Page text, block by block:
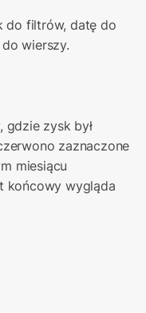
do filtrów, datę do
do wierszy.
gdzie zysk był
zaznaczone
miesiącu
końcowy wygląda